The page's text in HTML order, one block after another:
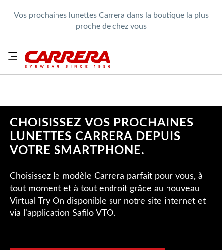
Vos prochaines lunettes Carrera dans la boutique la plus
proche de chez vous
CHOISISSEZ VOS PROCHAINES
LUNETTES CARRERA DEPUIS
VOTRE SMARTPHONE.
Choisissez le modèle Carrera parfait pour vous, à
tout moment et à tout endroit grâce au nouveau
Virtual Try On disponible sur notre site internet et
via l'application Safilo VTO.